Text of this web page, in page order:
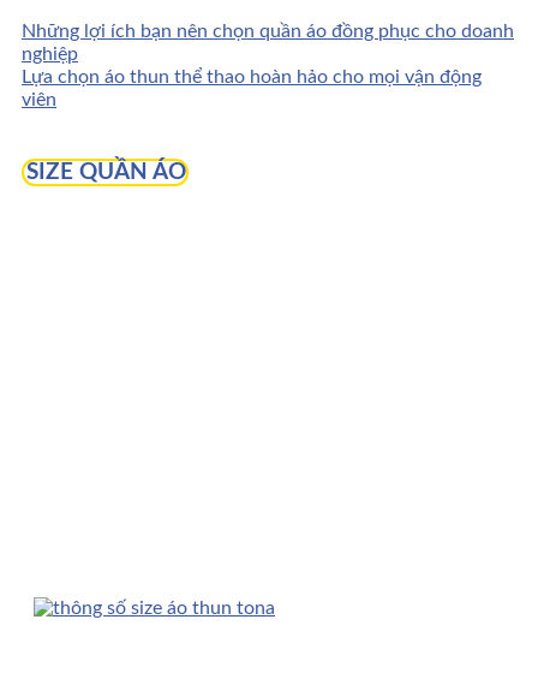
Những lợi ích bạn nên chọn quần áo đồng phục cho doanh
nghiệp
Lựa chọn áo thun thể thao hoàn hảo cho mọi vận động
viên
SIZE QUẦN ÁO